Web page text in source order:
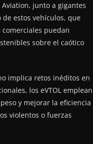
junto a gigantes
estos vehículos, que
puedan
sobre el caótico
implica retos inéditos en
los eVTOL emplean
y mejorar la eficiencia
violentos o fuerzas